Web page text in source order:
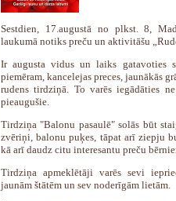
Sestdien, 17.augustā no plkst. 8,
laukumā notiks preču un aktivitāšu
Ir augusta vidus un laiks gatavoties
piemēram, kancelejas preces, jaunākās
rudens tirdziņā. To varēs iegādāties
pieaugušie.
Tirdziņa "Balonu pasaulē" solās būt
zvēriņi, balonu puķes, tāpat arī ziepju
kā arī daudz citu interesantu preču
Tirdziņa apmeklētāji varēs sevi
jaunām štātēm un sev noderīgām lietām.